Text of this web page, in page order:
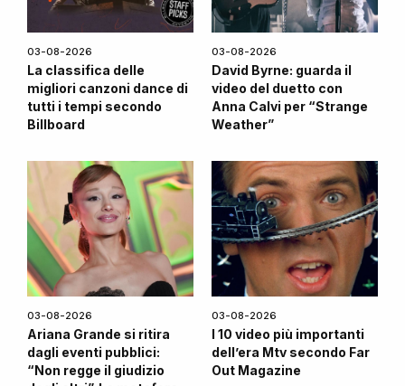
03-08-2026
La classifica delle
migliori canzoni dance di
tutti i tempi secondo
Billboard
03-08-2026
David Byrne: guarda il
video del duetto con
Anna Calvi per “Strange
Weather”
03-08-2026
Ariana Grande si ritira
dagli eventi pubblici:
“Non regge il giudizio
03-08-2026
I 10 video più importanti
dell’era Mtv secondo Far
Out Magazine